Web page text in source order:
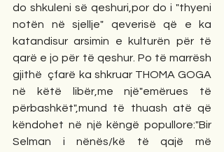
do shkuleni së qeshuri,por do i "thyeni
notën në sjellje" qeverisë që e ka
katandisur arsimin e kulturën për të
qarë e jo për të qeshur. Po të marrësh
gjithë  çfarë ka shkruar THOMA GOGA
në këtë libër,me një"emërues të
përbashkët",mund të thuash atë që
këndohet në një këngë popullore:"Bir
Selman i nënës/kë të qajë më